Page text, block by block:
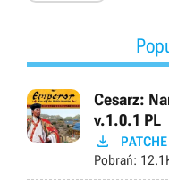
Cesarz:
v.1.0.1 PL

Pobrań: